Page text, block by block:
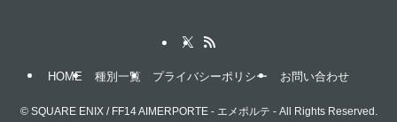
HOME 種別一覧 プライバシーポリシー お問い合わせ
©SQUARE ENIX / FF14 AIMERPORTE - エメポルテ - All Rights Reserved.